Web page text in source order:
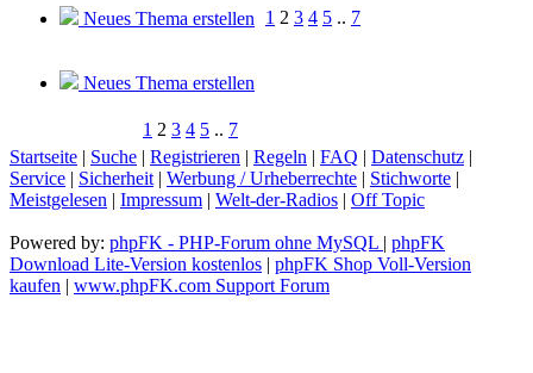
Neues Thema erstellen 1 2 3 4 5 .. 7
Neues Thema erstellen
1 2 3 4 5 .. 7
Startseite | Suche | Registrieren | Regeln | FAQ | Datenschutz |
Service | Sicherheit | Werbung / Urheberrechte | Stichworte |
Meistgelesen | Impressum | Welt-der-Radios | Off Topic
Powered by: phpFK - PHP-Forum ohne MySQL | phpFK
Download Lite-Version kostenlos | phpFK Shop Voll-Version
kaufen | www.phpFK.com Support Forum